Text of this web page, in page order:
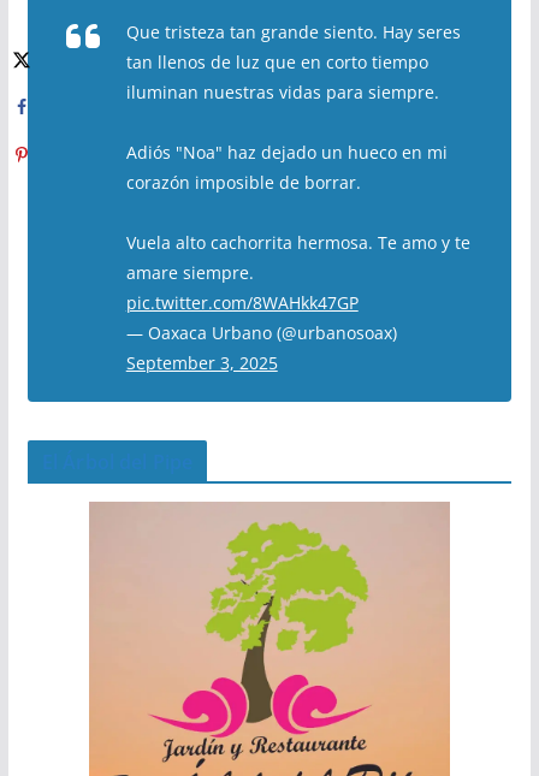
Que tristeza tan grande siento. Hay seres
tan llenos de luz que en corto tiempo
iluminan nuestras vidas para siempre.
Adiós "Noa" haz dejado un hueco en mi
corazón imposible de borrar.
Vuela alto cachorrita hermosa. Te amo y te
amare siempre.
pic.twitter.com/8WAHkk47GP
— Oaxaca Urbano (@urbanosoax)
September 3, 2025